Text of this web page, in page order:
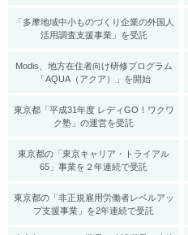
「多摩地域中小ものづくり企業の外国人
活用調査支援事業」を受託
Modis、地方在住者向け研修プログラム
「AQUA（アクア）」を開始
東京都「平成31年度 レディGO！ワクワ
ク塾」の運営を受託
東京都の「東京キャリア・トライアル
65」事業を２年連続で受託
東京都の「非正規雇用労働者レベルアッ
プ支援事業」を2年連続で受託